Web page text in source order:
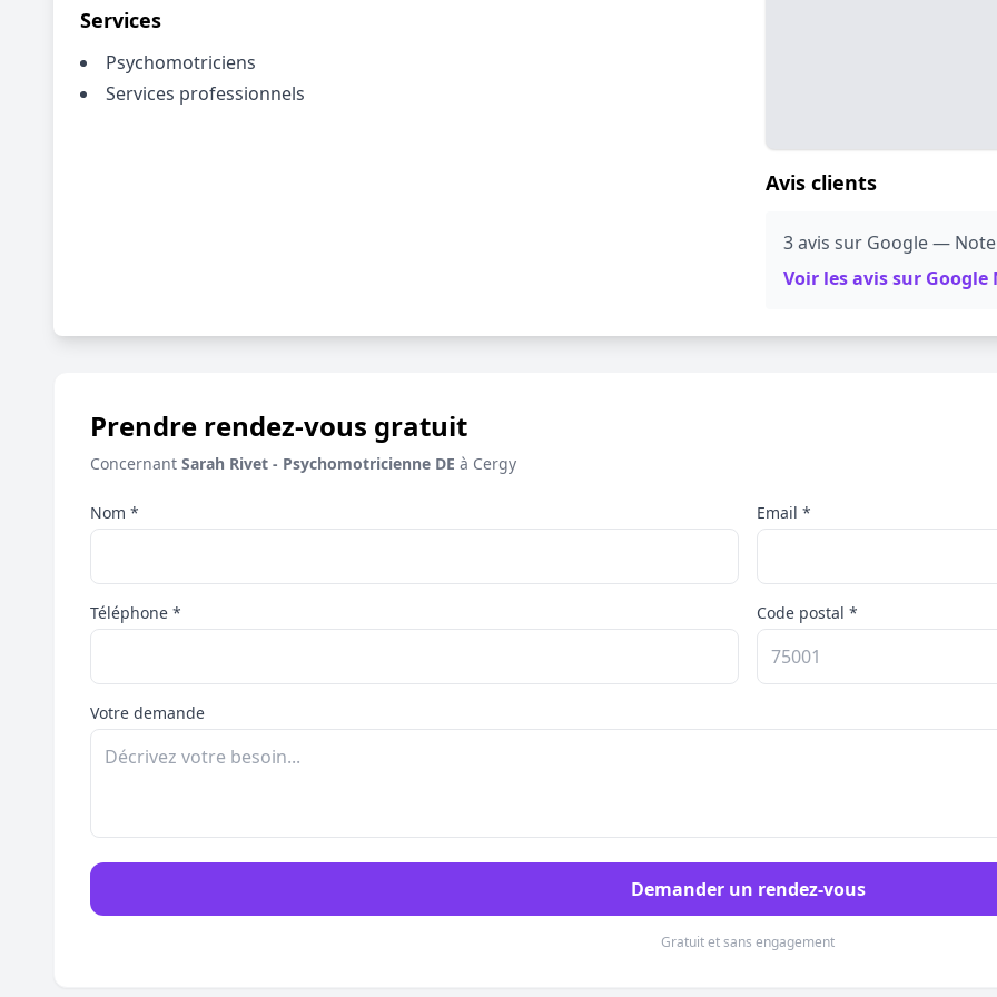
Services
Psychomotriciens
Services professionnels
Avis clients
3 avis sur Google —
Voir les avis sur Google
Prendre rendez-vous gratuit
Concernant Sarah Rivet - Psychomotricienne DE à Cergy
Nom * Email *
Téléphone * Code postal *
Votre demande
Demander un rendez-vous
Gratuit et sans engagement